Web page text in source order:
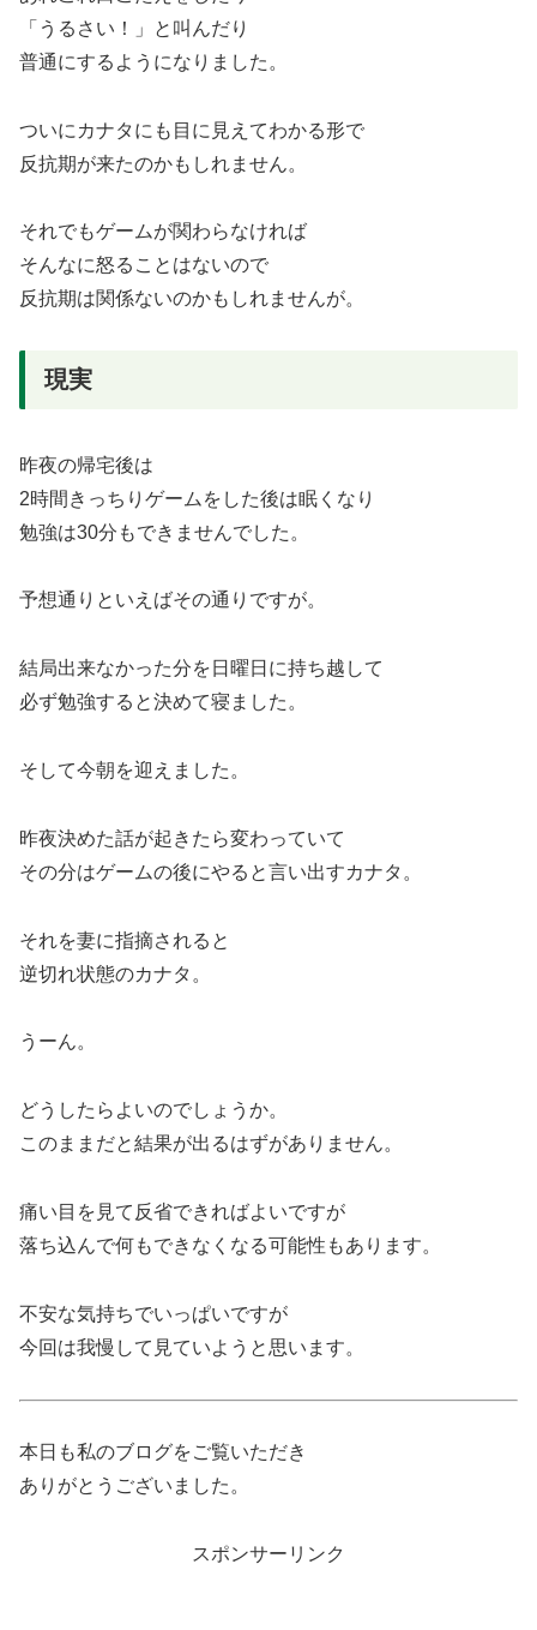
「うるさい！」と叫んだり
普通にするようになりました。
ついにカナタにも目に見えてわかる形で
反抗期が来たのかもしれません。
それでもゲームが関わらなければ
そんなに怒ることはないので
反抗期は関係ないのかもしれませんが。
現実
昨夜の帰宅後は
2時間きっちりゲームをした後は眠くなり
勉強は30分もできませんでした。
予想通りといえばその通りですが。
結局出来なかった分を日曜日に持ち越して
必ず勉強すると決めて寝ました。
そして今朝を迎えました。
昨夜決めた話が起きたら変わっていて
その分はゲームの後にやると言い出すカナタ。
それを妻に指摘されると
逆切れ状態のカナタ。
うーん。
どうしたらよいのでしょうか。
このままだと結果が出るはずがありません。
痛い目を見て反省できればよいですが
落ち込んで何もできなくなる可能性もあります。
不安な気持ちでいっぱいですが
今回は我慢して見ていようと思います。
本日も私のブログをご覧いただき
ありがとうございました。
スポンサーリンク